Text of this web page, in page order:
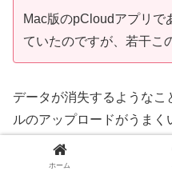
Mac版のpCloudアプリで
ていたのですが、若干こ
データが消失するようなこ
ルのアップロードがうま
を作成しても、それが反
ホーム